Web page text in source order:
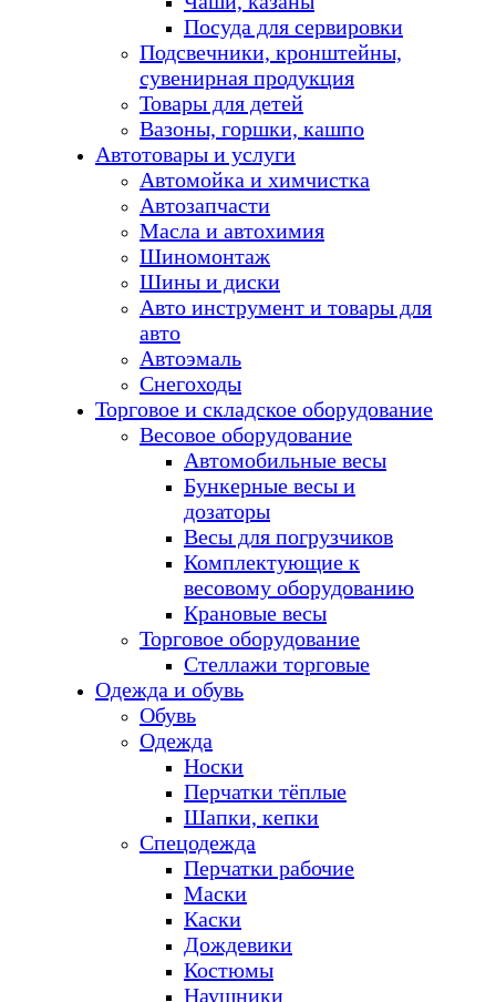
Посуда для сервировки
Подсвечники, кронштейны,
сувенирная продукция
Товары для детей
Вазоны, горшки, кашпо
Автотовары и услуги
Автомойка и химчистка
Автозапчасти
Масла и автохимия
Шиномонтаж
Шины и диски
Авто инструмент и товары для
авто
Автоэмаль
Снегоходы
Торговое и складское оборудование
Весовое оборудование
Автомобильные весы
Бункерные весы и
дозаторы
Весы для погрузчиков
Комплектующие к
весовому оборудованию
Крановые весы
Торговое оборудование
Стеллажи торговые
Одежда и обувь
Обувь
Одежда
Носки
Перчатки тёплые
Шапки, кепки
Спецодежда
Перчатки рабочие
Маски
Каски
Дождевики
Костюмы
Наушники